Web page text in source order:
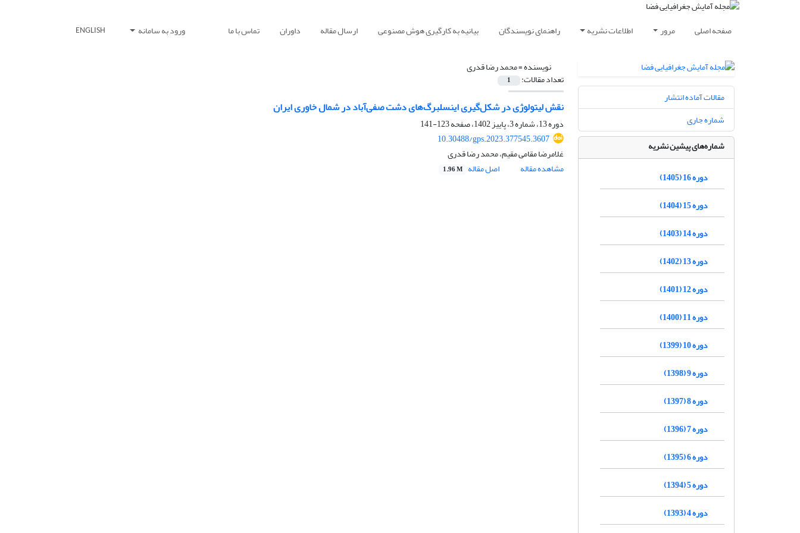
صفحه اصلی مرور اطلاعات نشریه راهنمای نویسندگان بیانیه به کارگیری هوش مصنوعی ارسال مقاله داوران تماس با ما ورود به سامانه ENGLISH
نویسنده =محمد رضا قدری
تعداد مقالات: 1
نقش لیتولوژی در شکل‌گیری اینسلبرگ‌های دشت صفی‌آباد در شمال خاوری ایران
دوره 13، شماره 3، پاییز 1402، صفحه
123-141
10.30488/gps.2023.377545.3607
غلامرضا مقامی مقیم، محمد رضا قدری
مشاهده مقاله
اصل مقاله 1.96 M
مقالات آماده انتشار
شماره جاری
شماره‌های پیشین نشریه
دوره 16 (1405)
دوره 15 (1404)
دوره 14 (1403)
دوره 13 (1402)
دوره 12 (1401)
دوره 11 (1400)
دوره 10 (1399)
دوره 9 (1398)
دوره 8 (1397)
دوره 7 (1396)
دوره 6 (1395)
دوره 5 (1394)
دوره 4 (1393)